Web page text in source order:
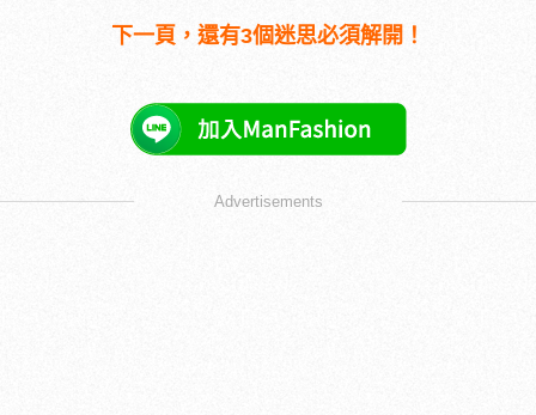
下一頁，還有3個迷思必須解開！
Advertisements